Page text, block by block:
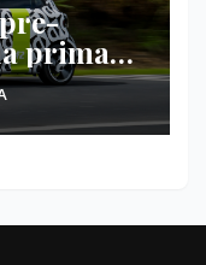
prima
2026